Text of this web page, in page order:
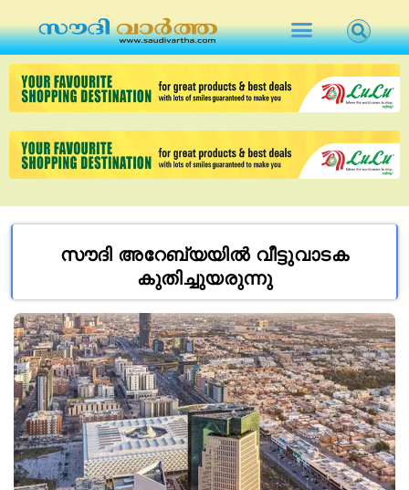
സൗദി അറേബ്യയിൽ വീട്ടുവാടക
കുതിച്ചുയരുന്നു